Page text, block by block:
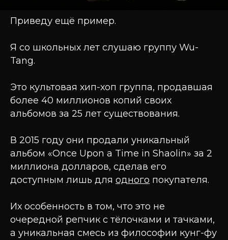
Приведу ещё пример.
Я со школьных лет слушаю группу Wu-
Tang.
Это культовая хип-хоп группа, продавшая
более 40 миллионов копий своих
альбомов за 25 лет существования.
В 2015 году они продали уникальный
альбом «Once Upon a Time in Shaolin» за 2
миллиона долларов, сделав его
доступным лишь для одного покупателя.
Их особенность в том, что это не
очередной репчик с тёлочками и тачками,
а уникальная смесь из философии кунг-фу